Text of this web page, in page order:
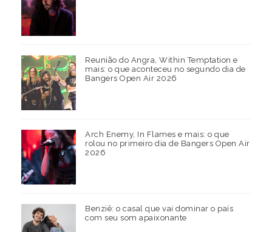
Reunião do Angra, Within Temptation e
mais: o que aconteceu no segundo dia de
Bangers Open Air 2026
Arch Enemy, In Flames e mais: o que
rolou no primeiro dia de Bangers Open Air
2026
Benziê: o casal que vai dominar o país
com seu som apaixonante